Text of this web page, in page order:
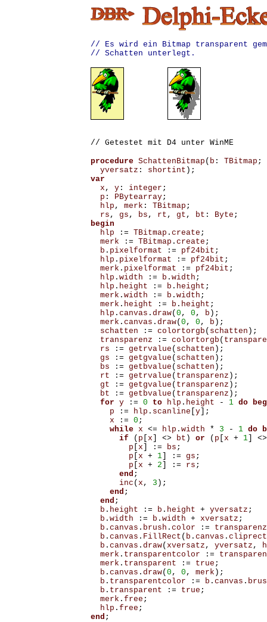
// Es wird ein Bitmap transparent
// Schatten unterlegt.
// Getestet mit D4 unter WinME
procedure SchattenBitmap ( b : TBitmap ;
yversatz : shortint );
var
x , y: integer ;
p : PBytearray;
hlp , merk : TBitmap ;
rs , gs , bs , rt , gt , bt : Byte ;
begin
hlp
:= TBitmap . create ;
merk
:= TBitmap . create ;
b . pixelformat := pf24bit ;
hlp . pixelformat := pf24bit ;
merk . pixelformat := pf24bit ;
hlp . width := b . width ;
hlp . height := b . height ;
merk . width := b . width ;
merk . height := b . height ;
hlp . canvas . draw( 0 , 0 , b );
merk . canvas . draw( 0 , 0 , b );
schatten
:= colortorgb ( schatten );
transparenz
:= colortorgb (
rs
:= getrvalue ( schatten );
gs
:= getgvalue ( schatten );
bs
:= getbvalue ( schatten );
rt
:= getrvalue ( transparenz );
gt
:= getgvalue ( transparenz );
bt
:= getbvalue ( transparenz );
for y := 0 to hlp . height - 1 do
p
:= hlp . scanline y];
x
:= 0 ;
while x <= hlp . width * 3 - 1 do
if
( p x <> bt ) or ( p x + 1]
<>
p x := bs ;
p x + 1] := gs ;
p x + 2 := rs ;
end ;
inc ( x , 3 );
end ;
end ;
b . height := b . height + yversatz ;
b . width := b . width + xversatz ;
b . canvas . brush . color := transparenz
b . canvas . FillRect ( b . canvas . cliprect
b . canvas . draw( xversatz , yversatz ,
merk . transparentcolor :=
merk . transparent := true ;
b . canvas . draw( 0 , 0 , merk );
b . transparentcolor := b . canvas .
b . transparent := true ;
merk . free ;
hlp . free ;
end ;